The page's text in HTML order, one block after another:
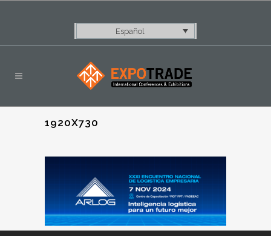
Español
1920X730